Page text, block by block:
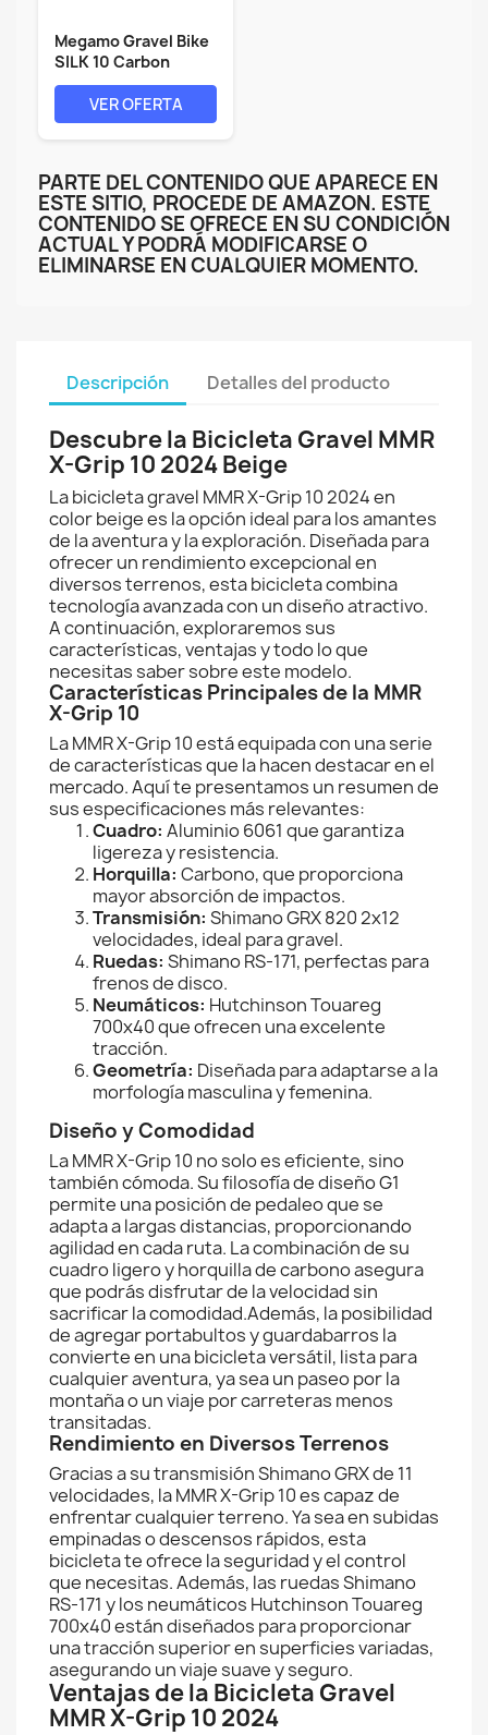
Megamo Gravel Bike
SILK 10 Carbon
Superlight...
VER OFERTA
PARTE DEL CONTENIDO QUE APARECE EN
ESTE SITIO, PROCEDE DE AMAZON. ESTE
CONTENIDO SE OFRECE EN SU CONDICIÓN
ACTUAL Y PODRÁ MODIFICARSE O
ELIMINARSE EN CUALQUIER MOMENTO.
Descripción Detalles del producto
Descubre la Bicicleta Gravel MMR
X-Grip 10 2024 Beige
La bicicleta gravel MMR X-Grip 10 2024 en
color beige es la opción ideal para los amantes
de la aventura y la exploración. Diseñada para
ofrecer un rendimiento excepcional en
diversos terrenos, esta bicicleta combina
tecnología avanzada con un diseño atractivo.
A continuación, exploraremos sus
características, ventajas y todo lo que
necesitas saber sobre este modelo.
Características Principales de la MMR
X-Grip 10
La MMR X-Grip 10 está equipada con una serie
de características que la hacen destacar en el
mercado. Aquí te presentamos un resumen de
sus especificaciones más relevantes:
Cuadro: Aluminio 6061 que garantiza
ligereza y resistencia.
Horquilla: Carbono, que proporciona
mayor absorción de impactos.
Transmisión: Shimano GRX 820 2x12
velocidades, ideal para gravel.
Ruedas: Shimano RS-171, perfectas para
frenos de disco.
Neumáticos: Hutchinson Touareg
700x40 que ofrecen una excelente
tracción.
Geometría: Diseñada para adaptarse a la
morfología masculina y femenina.
Diseño y Comodidad
La MMR X-Grip 10 no solo es eficiente, sino
también cómoda. Su filosofía de diseño G1
permite una posición de pedaleo que se
adapta a largas distancias, proporcionando
agilidad en cada ruta. La combinación de su
cuadro ligero y horquilla de carbono asegura
que podrás disfrutar de la velocidad sin
sacrificar la comodidad.Además, la posibilidad
de agregar portabultos y guardabarros la
convierte en una bicicleta versátil, lista para
cualquier aventura, ya sea un paseo por la
montaña o un viaje por carreteras menos
transitadas.
Rendimiento en Diversos Terrenos
Gracias a su transmisión Shimano GRX de 11
velocidades, la MMR X-Grip 10 es capaz de
enfrentar cualquier terreno. Ya sea en subidas
empinadas o descensos rápidos, esta
bicicleta te ofrece la seguridad y el control
que necesitas. Además, las ruedas Shimano
RS-171 y los neumáticos Hutchinson Touareg
700x40 están diseñados para proporcionar
una tracción superior en superficies variadas,
asegurando un viaje suave y seguro.
Ventajas de la Bicicleta Gravel
MMR X-Grip 10 2024